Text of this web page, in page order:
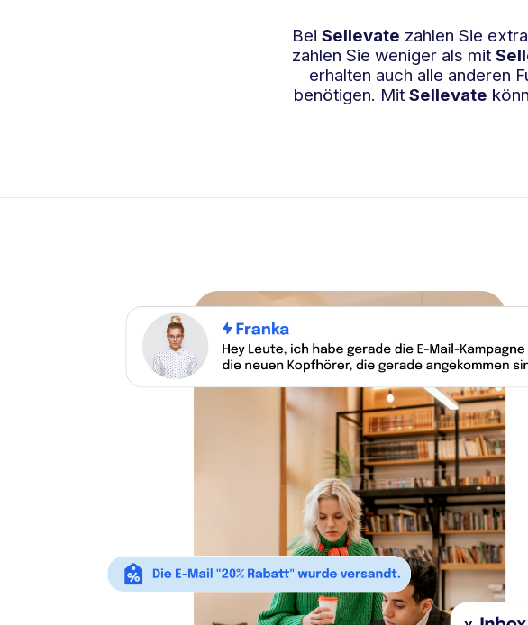
Bei Sellevate zahlen Sie
zahlen Sie weniger als mit
erhalten auch alle anderen
benötigen. Mit Sellevate